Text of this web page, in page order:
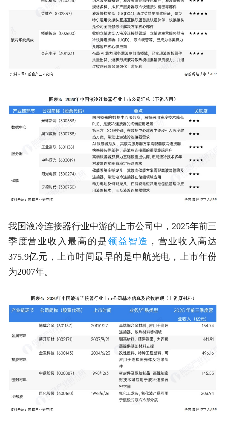
我国液冷连接器行业中游的上市公司中，2025年前三
季度营业收入最高的是领益智造 ，营业收入高达
375.9亿元，上市时间最早的是中航光电，上市年份
为2007年。